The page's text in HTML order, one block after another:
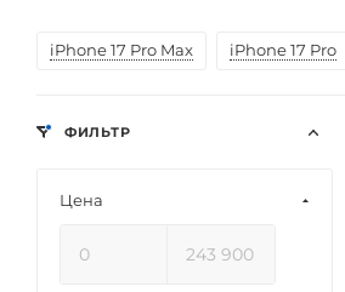
iPhone 17 Pro Max iPhone 17 Pro
ФИЛЬТР
Цена